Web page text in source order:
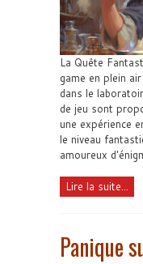
La Quête
game en plein
dans le
de jeu sont
une expérience
le niveau
amoureux
Lire la suite...
Panique